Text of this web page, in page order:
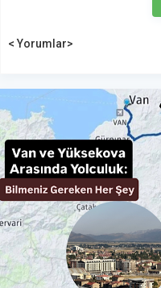
< Yorumlar>